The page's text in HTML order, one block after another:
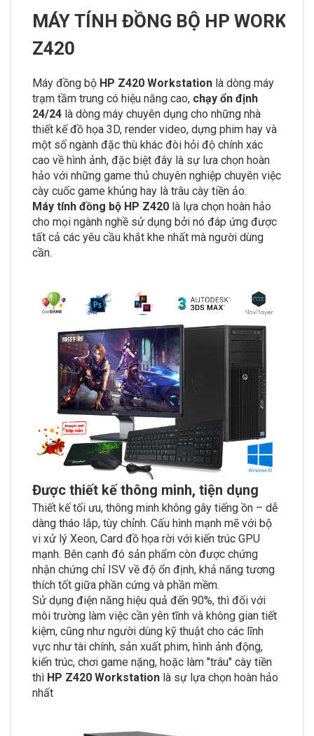
MÁY TÍNH ĐỒNG BỘ HP
Z420
Máy đồng bộ HP Z420 Workstation là dòng máy
trạm tầm trung có hiệu năng cao, chạy ổn định
24/24 là dòng máy chuyên dụng cho những nhà
thiết kế đồ họa 3D, render video, dựng phim hay và
một số ngành đặc thù khác đòi hỏi độ chính xác
cao về hình ảnh, đặc biệt đây là sự lưa chọn hoàn
hảo với những game thủ chuyên nghiệp chuyên việc
cày cuốc game khủng hay là trâu cày tiền ảo.
Máy tính đồng bộ HP Z420 là lựa chọn hoàn hảo
cho mọi ngành nghề sử dụng bởi nó đáp ứng được
tất cả các yêu cầu khắt khe nhất mà người dùng
cần.
Được thiết kế thông minh, tiện dụng
Thiết kế tối ưu, thông minh không gây tiếng ồn – dễ
dàng tháo lắp, tùy chỉnh. Cấu hình mạnh mẽ với bộ
vi xử lý Xeon, Card đồ họa rời với kiến trúc GPU
mạnh. Bên cạnh đó sản phẩm còn được chứng
nhận chứng chỉ ISV về độ ổn định, khả năng tương
thích tốt giữa phần cứng và phần mềm.
Sử dụng điện năng hiệu quả đến 90%, thì đối với
môi trường làm việc cần yên tĩnh và không gian tiết
kiệm, cũng như người dùng kỹ thuật cho các lĩnh
vực như tài chính, sản xuất phim, hình ảnh động,
kiến trúc, chơi game nặng, hoặc làm "trâu" cày tiền
thì HP Z420 Workstation là sự lựa chọn hoàn hảo
nhất